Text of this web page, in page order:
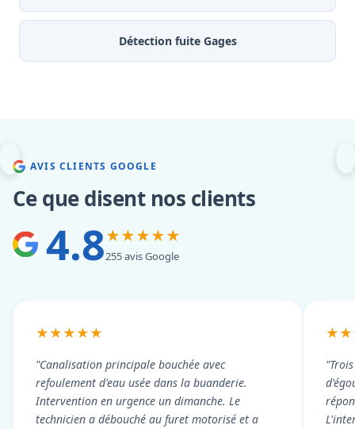
Détection fuite Gages
AVIS CLIENTS GOOGLE
Ce que disent nos clients
4.8★★★★★
255 avis Google
★★★★★
"Canalisation principale bouchée avec
refoulement d'eau usée dans la buanderie.
Intervention en urgence un dimanche. Le
technicien a débouché au furet motorisé et a